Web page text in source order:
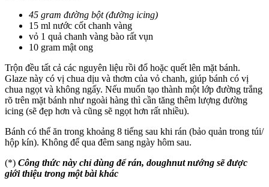
45 gram đường bột (đường icing)
15 ml nước cốt chanh vàng
vỏ 1 quả chanh vàng bào rất vụn
10 gram mật ong
Trộn đều tất cả các nguyên liệu rồi đổ hoặc quết lên mặt bánh.
Glaze này có vị chua dịu và thơm của vỏ chanh, giúp bánh có vị
chua ngọt và không ngấy. Nếu muốn tạo thành một lớp đường trắng
rõ trên mặt bánh như ngoài hàng thì cần tăng thêm lượng đường
icing (sẽ đẹp hơn và cũng sẽ ngọt hơn rất nhiều).
Bánh có thể ăn trong khoảng 8 tiếng sau khi rán (bảo quản trong túi/
hộp kín). Không để qua đêm sang ngày hôm sau.
(*) Công thức này chỉ dùng để rán, doughnut nướng sẽ được
giới thiệu trong một bài khác